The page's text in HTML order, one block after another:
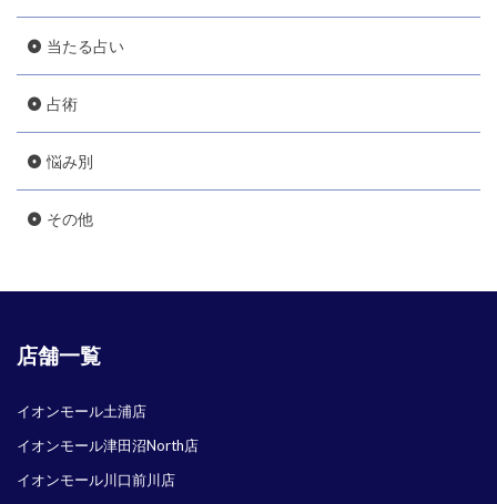
当たる占い
占術
悩み別
その他
店舗一覧
イオンモール土浦店
イオンモール津田沼North店
イオンモール川口前川店